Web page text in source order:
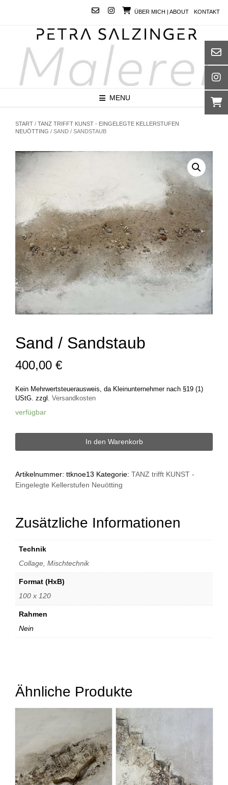
ÜBER MICH | ABOUT KONTAKT
MENU
START / TANZ TRIFFT KUNST - EINGELEGTE KELLERSTUFEN
NEUÖTTING / SAND / SANDSTAUB
Sand / Sandstaub
400,00 €
Kein Mehrwertsteuerausweis, da Kleinunternehmer nach §19 (1)
UStG. zzgl. Versandkosten
verfügbar
/
Menge
In den Warenkorb
Artikelnummer: ttknoe13 Kategorie: TANZ trifft KUNST -
Eingelegte Kellerstufen Neuötting
Zusätzliche Informationen
Technik
Collage, Mischtechnik
Format (HxB)
100 x 120
Rahmen
Nein
Ähnliche Produkte